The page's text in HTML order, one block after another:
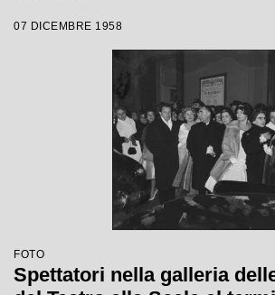
"Turandot" di Giacomo
da Antonino Votto con la
Margherita Walmann
07 DICEMBRE 1958
FOTO
Spettatori nella galleria